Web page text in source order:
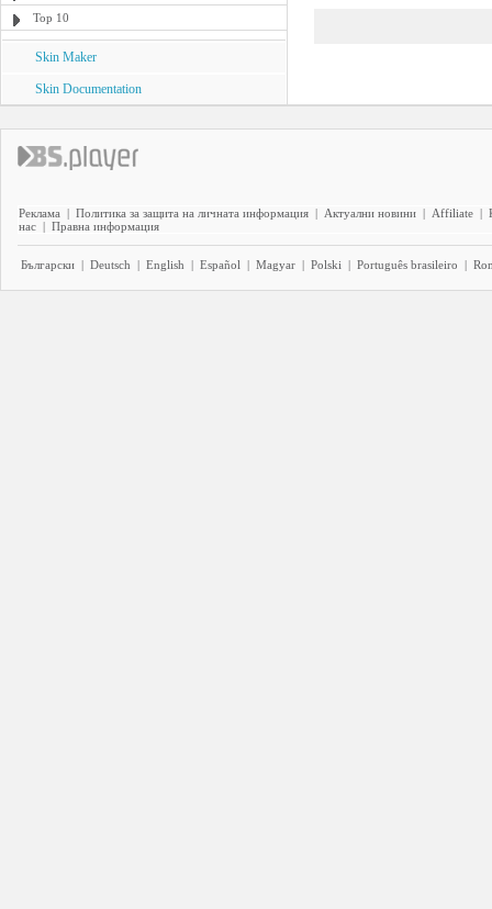
Top 10
Skin Maker
Skin Documentation
Реклама | Политика за защита на личната информация | Актуални новини | Affiliate |
нас | Правна информация
Български | Deutsch | English | Español | Magyar | Polski | Português brasileiro |